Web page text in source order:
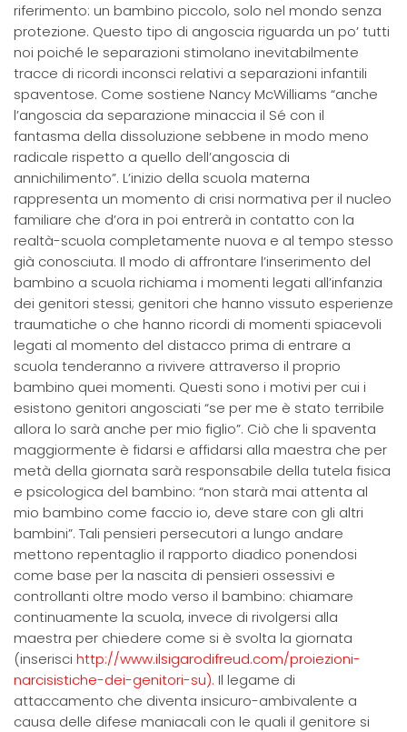
riferimento: un bambino piccolo, solo nel mondo senza
protezione. Questo tipo di angoscia riguarda un po’ tutti
noi poiché le separazioni stimolano inevitabilmente
tracce di ricordi inconsci relativi a separazioni infantili
spaventose. Come sostiene Nancy McWilliams “anche
l’angoscia da separazione minaccia il Sé con il
fantasma della dissoluzione sebbene in modo meno
radicale rispetto a quello dell’angoscia di
annichilimento”. L’inizio della scuola materna
rappresenta un momento di crisi normativa per il nucleo
familiare che d’ora in poi entrerà in contatto con la
realtà-scuola completamente nuova e al tempo stesso
già conosciuta. Il modo di affrontare l’inserimento del
bambino a scuola richiama i momenti legati all’infanzia
dei genitori stessi; genitori che hanno vissuto esperienze
traumatiche o che hanno ricordi di momenti spiacevoli
legati al momento del distacco prima di entrare a
scuola tenderanno a rivivere attraverso il proprio
bambino quei momenti. Questi sono i motivi per cui i
esistono genitori angosciati “se per me è stato terribile
allora lo sarà anche per mio figlio”. Ciò che li spaventa
maggiormente è fidarsi e affidarsi alla maestra che per
metà della giornata sarà responsabile della tutela fisica
e psicologica del bambino: “non starà mai attenta al
mio bambino come faccio io, deve stare con gli altri
bambini”. Tali pensieri persecutori a lungo andare
mettono repentaglio il rapporto diadico ponendosi
come base per la nascita di pensieri ossessivi e
controllanti oltre modo verso il bambino: chiamare
continuamente la scuola, invece di rivolgersi alla
maestra per chiedere come si è svolta la giornata
(inserisci http://www.ilsigarodifreud.com/proiezioni-
narcisistiche-dei-genitori-su). Il legame di
attaccamento che diventa insicuro-ambivalente a
causa delle difese maniacali con le quali il genitore si